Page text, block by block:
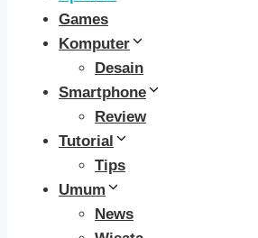
Games
Komputer
Desain
Smartphone
Review
Tutorial
Tips
Umum
News